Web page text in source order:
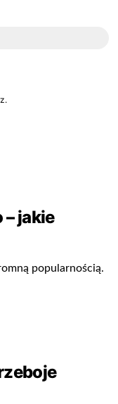
– jakie
popularnością.